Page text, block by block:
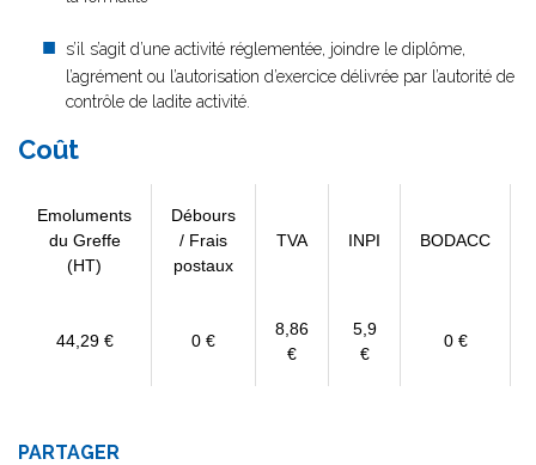
s’il s’agit d’une activité réglementée, joindre le diplôme,
l’agrément ou l’autorisation d’exercice délivrée par l’autorité de
contrôle de ladite activité.
Coût
Emoluments
du Greffe
(HT)
Débours
/ Frais
postaux
TVA INPI BODACC
44,29 € 0 €
8,86
€
5,9
€
0 €
PARTAGER